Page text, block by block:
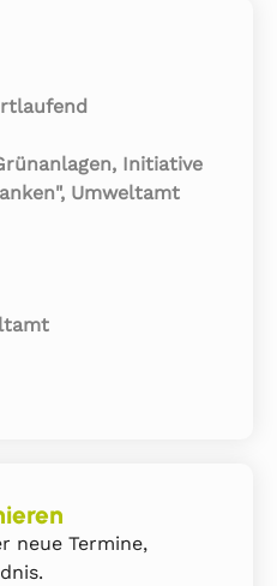
Initiative
Umweltamt
neue Termine,